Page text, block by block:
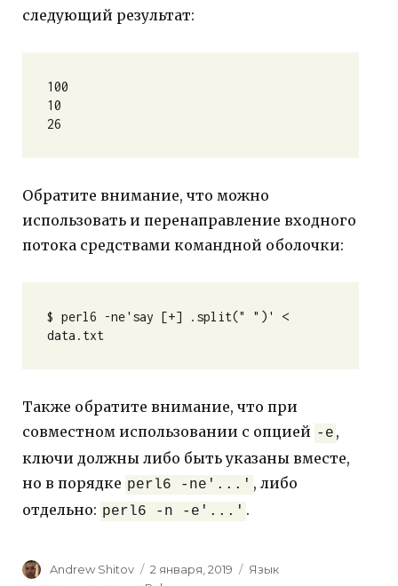
следующий результат:
100
10
26
Обратите внимание, что можно
использовать и перенаправление входного
потока средствами командной оболочки:
$ perl6 -ne'say [+] .split(" ")' <
data.txt
Также обратите внимание, что при
совместном использовании с опцией -e ,
ключи должны либо быть указаны вместе,
но в порядке perl6 -ne'...' , либо
отдельно: perl6 -n -e'...' .
Author
Andrew Shitov
Posted
2 января, 2019 Categories
Язык